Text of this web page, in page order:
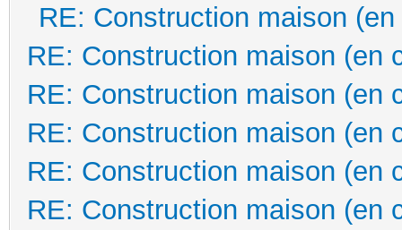
RE: Construction maison
RE: Construction maison (en
RE: Construction maison (en
RE: Construction maison (en
RE: Construction maison (en
RE: Construction maison (en